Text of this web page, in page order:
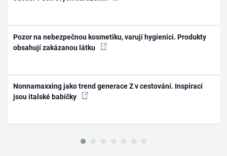
Pozor na nebezpečnou kosmetiku, varují hygienici. Produkty
obsahují zakázanou látku
Nonnamaxxing jako trend generace Z v cestování. Inspirací
jsou italské babičky